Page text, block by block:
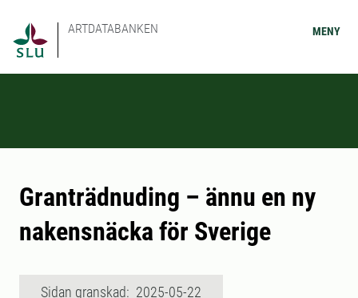
ARTDATABANKEN MENY
Granträdnuding – ännu en ny
nakensnäcka för Sverige
Sidan granskad: 2025-05-22